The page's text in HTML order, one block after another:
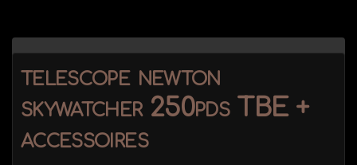
telescope newton
skywatcher 250pds TBE +
accessoires